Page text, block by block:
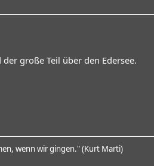
große Teil über den Edersee.
wenn wir gingen." (Kurt Marti)